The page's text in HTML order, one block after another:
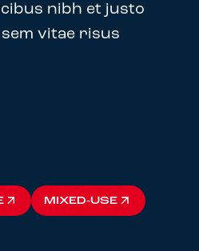
nibh et justo
vitae risus
MIXED-USE
MIXED-USE